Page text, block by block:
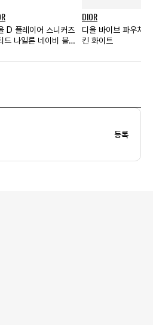
D 플레이어 스니커즈
드 나일론 네이비 블루
DIOR
디올 바이브 파우치
킨 화이트
등록